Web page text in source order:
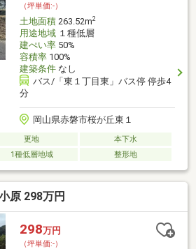
（坪単価:-）
土地面積263.52m2
用途地域１種低層
建ぺい率50%
容積率100%
建築条件なし
バス/「東１丁目東」バス停 停歩4
分
岡山県赤磐市桜が丘東１
更地
本下水
1種低層地域 整形地
原 298万円
298万円
（坪単価:-）